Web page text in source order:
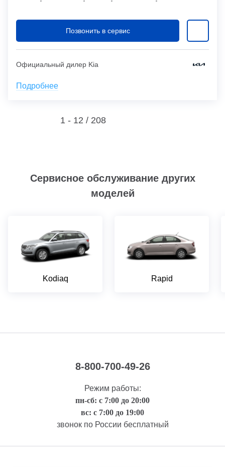
Позвонить в сервис
Официальный дилер Kia
Подробнее
1 - 12 / 208
Сервисное обслуживание других
моделей
Kodiaq Rapid
8-800-700-49-26
Режим работы:
пн-сб: с 7:00 до 20:00
вс: с 7:00 до 19:00
звонок по России бесплатный